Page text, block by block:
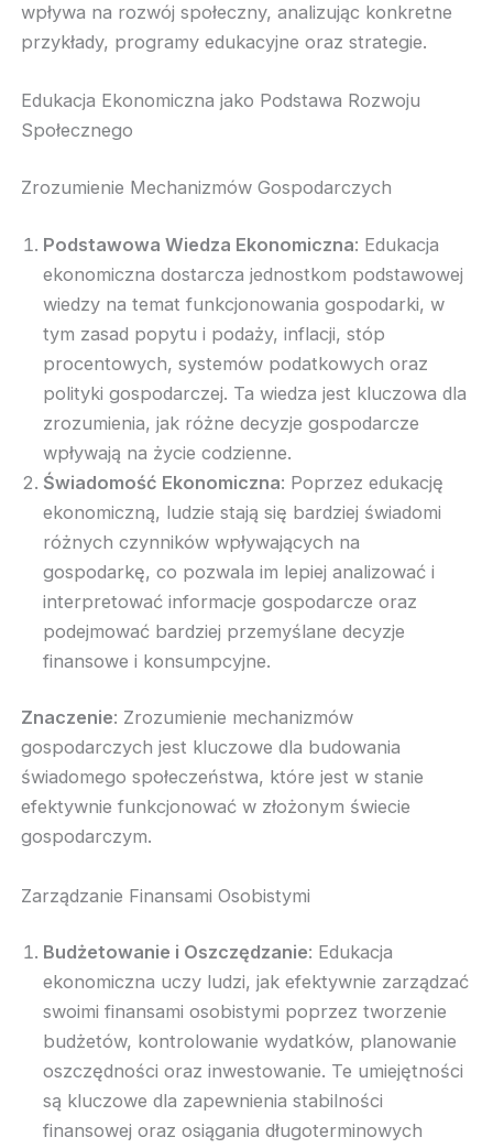
wpływa na rozwój społeczny, analizując konkretne
przykłady, programy edukacyjne oraz strategie.
Edukacja Ekonomiczna jako Podstawa Rozwoju
Społecznego
Zrozumienie Mechanizmów Gospodarczych
Podstawowa Wiedza Ekonomiczna: Edukacja
ekonomiczna dostarcza jednostkom podstawowej
wiedzy na temat funkcjonowania gospodarki, w
tym zasad popytu i podaży, inflacji, stóp
procentowych, systemów podatkowych oraz
polityki gospodarczej. Ta wiedza jest kluczowa dla
zrozumienia, jak różne decyzje gospodarcze
wpływają na życie codzienne.
Świadomość Ekonomiczna: Poprzez edukację
ekonomiczną, ludzie stają się bardziej świadomi
różnych czynników wpływających na
gospodarkę, co pozwala im lepiej analizować i
interpretować informacje gospodarcze oraz
podejmować bardziej przemyślane decyzje
finansowe i konsumpcyjne.
Znaczenie: Zrozumienie mechanizmów
gospodarczych jest kluczowe dla budowania
świadomego społeczeństwa, które jest w stanie
efektywnie funkcjonować w złożonym świecie
gospodarczym.
Zarządzanie Finansami Osobistymi
Budżetowanie i Oszczędzanie: Edukacja
ekonomiczna uczy ludzi, jak efektywnie zarządzać
swoimi finansami osobistymi poprzez tworzenie
budżetów, kontrolowanie wydatków, planowanie
oszczędności oraz inwestowanie. Te umiejętności
są kluczowe dla zapewnienia stabilności
finansowej oraz osiągania długoterminowych